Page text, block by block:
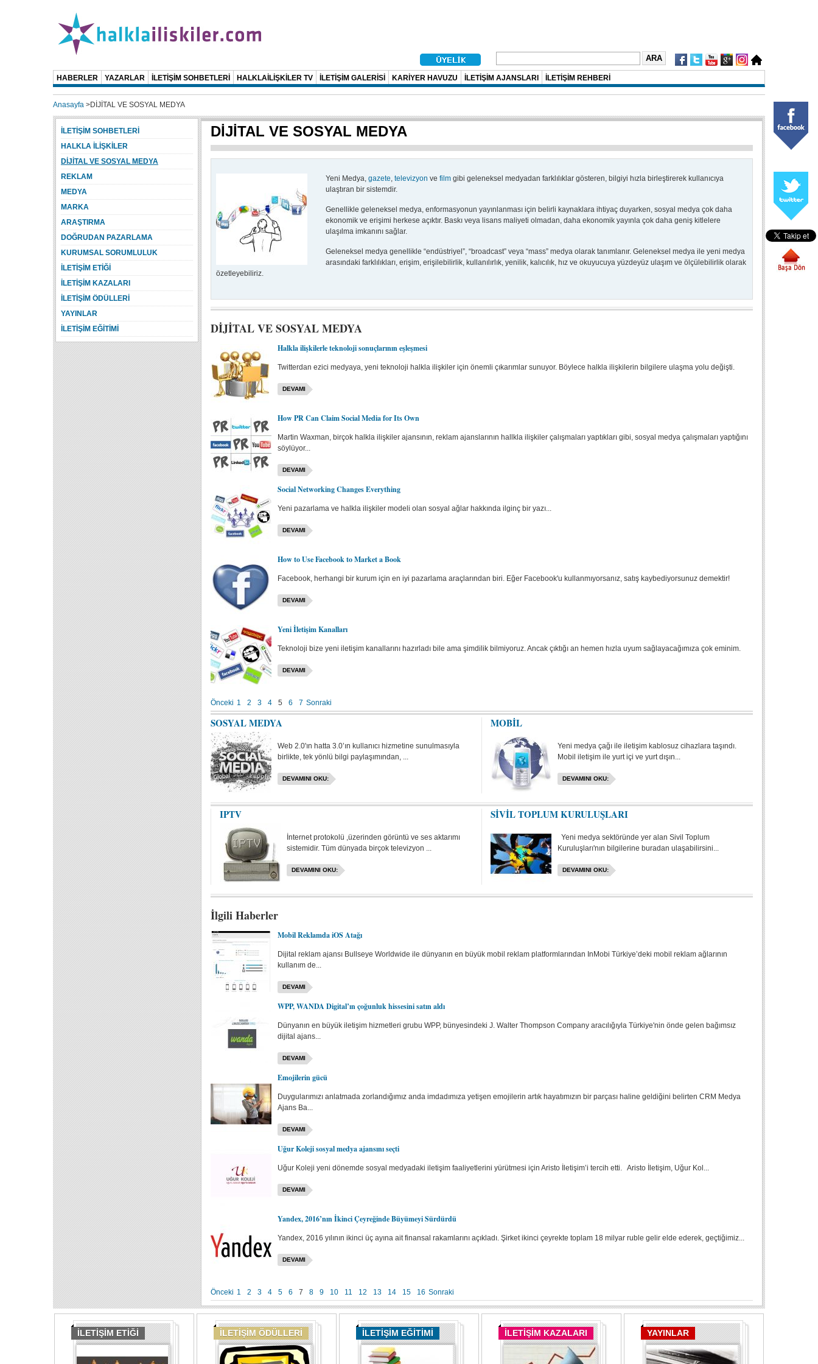
HABERLER YAZARLAR İLETİŞİM SOHBETLERİ HALKLAİLİŞKİLER TV İLETİŞİM GALERİSİ KARİYER HAVUZU İLETİŞİM AJANSLARI İLETİŞİM REHBERİ
Anasayfa >DİJİTAL VE SOSYAL MEDYA
DİJİTAL VE SOSYAL MEDYA
Yeni Medya, gazete, televizyon ve filmgibi geleneksel medyadan farklılıklar gösteren, bilgiyi hızla birleştirerek kullanıcıya
ulaştıran bir sistemdir.
Genellikle geleneksel medya, enformasyonun yayınlanması için belirli kaynaklara ihtiyaç duyarken, sosyal medya çok daha
ekonomik ve erişimi herkese açıktır. Baskı veya lisans maliyeti olmadan, daha ekonomik yayınla çok daha geniş kitlelere
ulaşılma imkanını sağlar.
Geleneksel medya genellikle “endüstriyel”, “broadcast” veya “mass” medya olarak tanımlanır. Geleneksel medya ile yeni medya
arasındaki farklılıkları, erişim, erişilebilirlik, kullanılırlık, yenilik, kalıcılık, hız ve okuyucuya yüzdeyüz ulaşım ve ölçülebilirlik olarak
özetleyebiliriz.
DİJİTAL VE SOSYAL MEDYA
Halkla ilişkilerle teknoloji sonuçlarının eşleşmesi
Twitterdan ezici medyaya, yeni teknoloji halkla ilişkiler için önemli çıkarımlar sunuyor. Böylece halkla ilişkilerin bilgilere ulaşma yolu değişti.
DEVAMI
How PR Can Claim Social Media for Its Own
Martin Waxman, birçok halkla ilişkiler ajansının, reklam ajanslarının hallkla ilişkiler çalışmaları yaptıkları gibi, sosyal medya çalışmaları yaptığını
söylüyor...
DEVAMI
Social Networking Changes Everything
Yeni pazarlama ve halkla ilişkiler modeli olan sosyal ağlar hakkında ilginç bir yazı...
DEVAMI
How to Use Facebook to Market a Book
Facebook, herhangi bir kurum için en iyi pazarlama araçlarından biri. Eğer Facebook'u kullanmıyorsanız, satış kaybediyorsunuz demektir!
DEVAMI
Yeni İletişim Kanalları
Teknoloji bize yeni iletişim kanallarını hazırladı bile ama şimdilik bilmiyoruz. Ancak çıktığı an hemen hızla uyum sağlayacağımıza çok eminim.
DEVAMI
Önceki 1 2 3 4 5 6 7 Sonraki
SOSYAL MEDYA
Web 2.0'ın hatta 3.0’ın kullanıcı hizmetine sunulmasıyla
birlikte, tek yönlü bilgi paylaşımından, ...
DEVAMINI OKU:
MOBİL
Yeni medya çağı ile iletişim kablosuz cihazlara taşındı.
Mobil iletişim ile yurt içi ve yurt dışın...
DEVAMINI OKU:
IPTV
İnternet protokolü ,üzerinden görüntü ve ses aktarımı
sistemidir. Tüm dünyada birçok televizyon ...
DEVAMINI OKU:
SİVİL TOPLUM KURULUŞLARI
Yeni medya sektöründe yer alan Sivil Toplum
Kuruluşları'nın bilgilerine buradan ulaşabilirsini...
DEVAMINI OKU:
İlgili Haberler
Mobil Reklamda iOS Atağı
Dijital reklam ajansı Bullseye Worldwide ile dünyanın en büyük mobil reklam platformlarından InMobi Türkiye’deki mobil reklam ağlarının
kullanım de...
DEVAMI
WPP, WANDA Digital’ın çoğunluk hissesini satın aldı
Dünyanın en büyük iletişim hizmetleri grubu WPP, bünyesindeki J. Walter Thompson Company aracılığıyla Türkiye'nin önde gelen bağımsız
dijital ajans...
DEVAMI
Emojilerin gücü
Duygularımızı anlatmada zorlandığımız anda imdadımıza yetişen emojilerin artık hayatımızın bir parçası haline geldiğini belirten CRM Medya
Ajans Ba...
DEVAMI
Uğur Koleji sosyal medya ajansını seçti
Uğur Koleji yeni dönemde sosyal medyadaki iletişim faaliyetlerini yürütmesi için Aristo İletişim’i tercih etti. Aristo İletişim, Uğur Kol...
DEVAMI
Yandex, 2016’nın İkinci Çeyreğinde Büyümeyi Sürdürdü
Yandex, 2016 yılının ikinci üç ayına ait finansal rakamlarını açıkladı. Şirket ikinci çeyrekte toplam 18 milyar ruble gelir elde ederek, geçtiğimiz...
DEVAMI
Önceki 1 2 3 4 5 6 7 8 9 10 11 12 13 14 15 16 Sonraki
İLETİŞİM SOHBETLERİ
HALKLA İLİŞKİLER
DİJİTAL VE SOSYAL MEDYA
REKLAM
MEDYA
MARKA
ARAŞTIRMA
DOĞRUDAN PAZARLAMA
KURUMSAL SORUMLULUK
İLETİŞİM ETİĞİ
İLETİŞİM KAZALARI
İLETİŞİM ÖDÜLLERİ
YAYINLAR
İLETİŞİM EĞİTİMİ
İLETİŞİM ETİĞİ İLETİŞİM ÖDÜLLERİ İLETİŞİM EĞİTİMİ İLETİŞİM KAZALARI YAYINLAR